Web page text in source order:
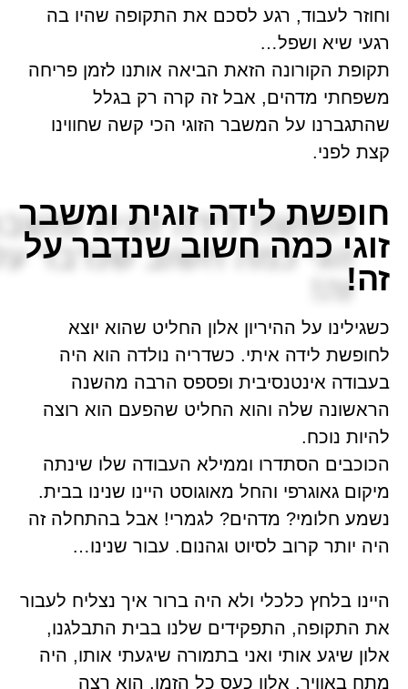
וחוזר לעבוד, רגע לסכם את התקופה שהיו בה
רגעי שיא ושפל…
תקופת הקורונה הזאת הביאה אותנו לזמן פריחה
משפחתי מדהים, אבל זה קרה רק בגלל
שהתגברנו על המשבר הזוגי הכי קשה שחווינו
קצת לפני.
חופשת לידה זוגית ומשבר
זוגי כמה חשוב שנדבר על
זה!
כשגילינו על ההיריון אלון החליט שהוא יוצא
לחופשת לידה איתי. כשדריה נולדה הוא היה
בעבודה אינטנסיבית ופספס הרבה מהשנה
הראשונה שלה והוא החליט שהפעם הוא רוצה
להיות נוכח.
הכוכבים הסתדרו וממילא העבודה שלו שינתה
מיקום גאוגרפי והחל מאוגוסט היינו שנינו בבית.
נשמע חלומי? מדהים? לגמרי! אבל בהתחלה זה
היה יותר קרוב לסיוט וגהנום. עבור שנינו…
היינו בלחץ כלכלי ולא היה ברור איך נצליח לעבור
את התקופה, התפקידים שלנו בבית התבלגנו,
אלון שיגע אותי ואני בתמורה שיגעתי אותו, היה
מתח באוויר, אלון כעס כל הזמן, הוא רצה